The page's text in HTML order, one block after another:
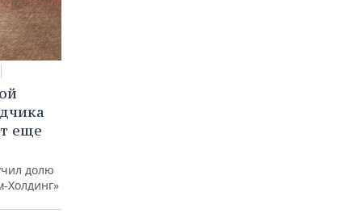
еще
долю
Холдинг»